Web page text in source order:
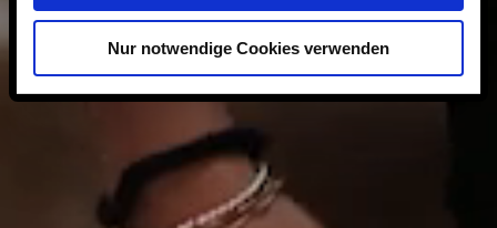
Nur notwendige Cookies verwenden